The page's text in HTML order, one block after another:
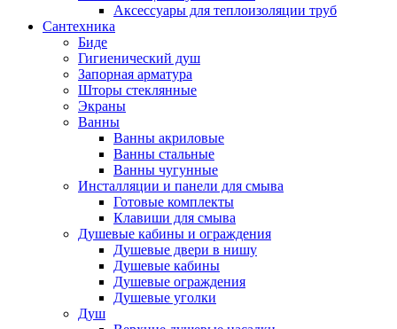
Аксессуары для теплоизоляции труб
Сантехника
Биде
Гигиенический душ
Запорная арматура
Шторы стеклянные
Экраны
Ванны
Ванны акриловые
Ванны стальные
Ванны чугунные
Инсталляции и панели для смыва
Готовые комплекты
Клавиши для смыва
Душевые кабины и ограждения
Душевые двери в нишу
Душевые кабины
Душевые ограждения
Душевые уголки
Душ